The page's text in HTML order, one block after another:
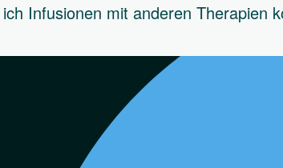
Infusionen mit anderen Therapien